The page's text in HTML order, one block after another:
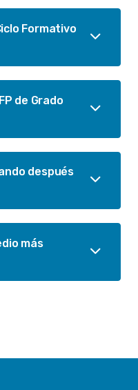
Formativo
de Grado
después
más